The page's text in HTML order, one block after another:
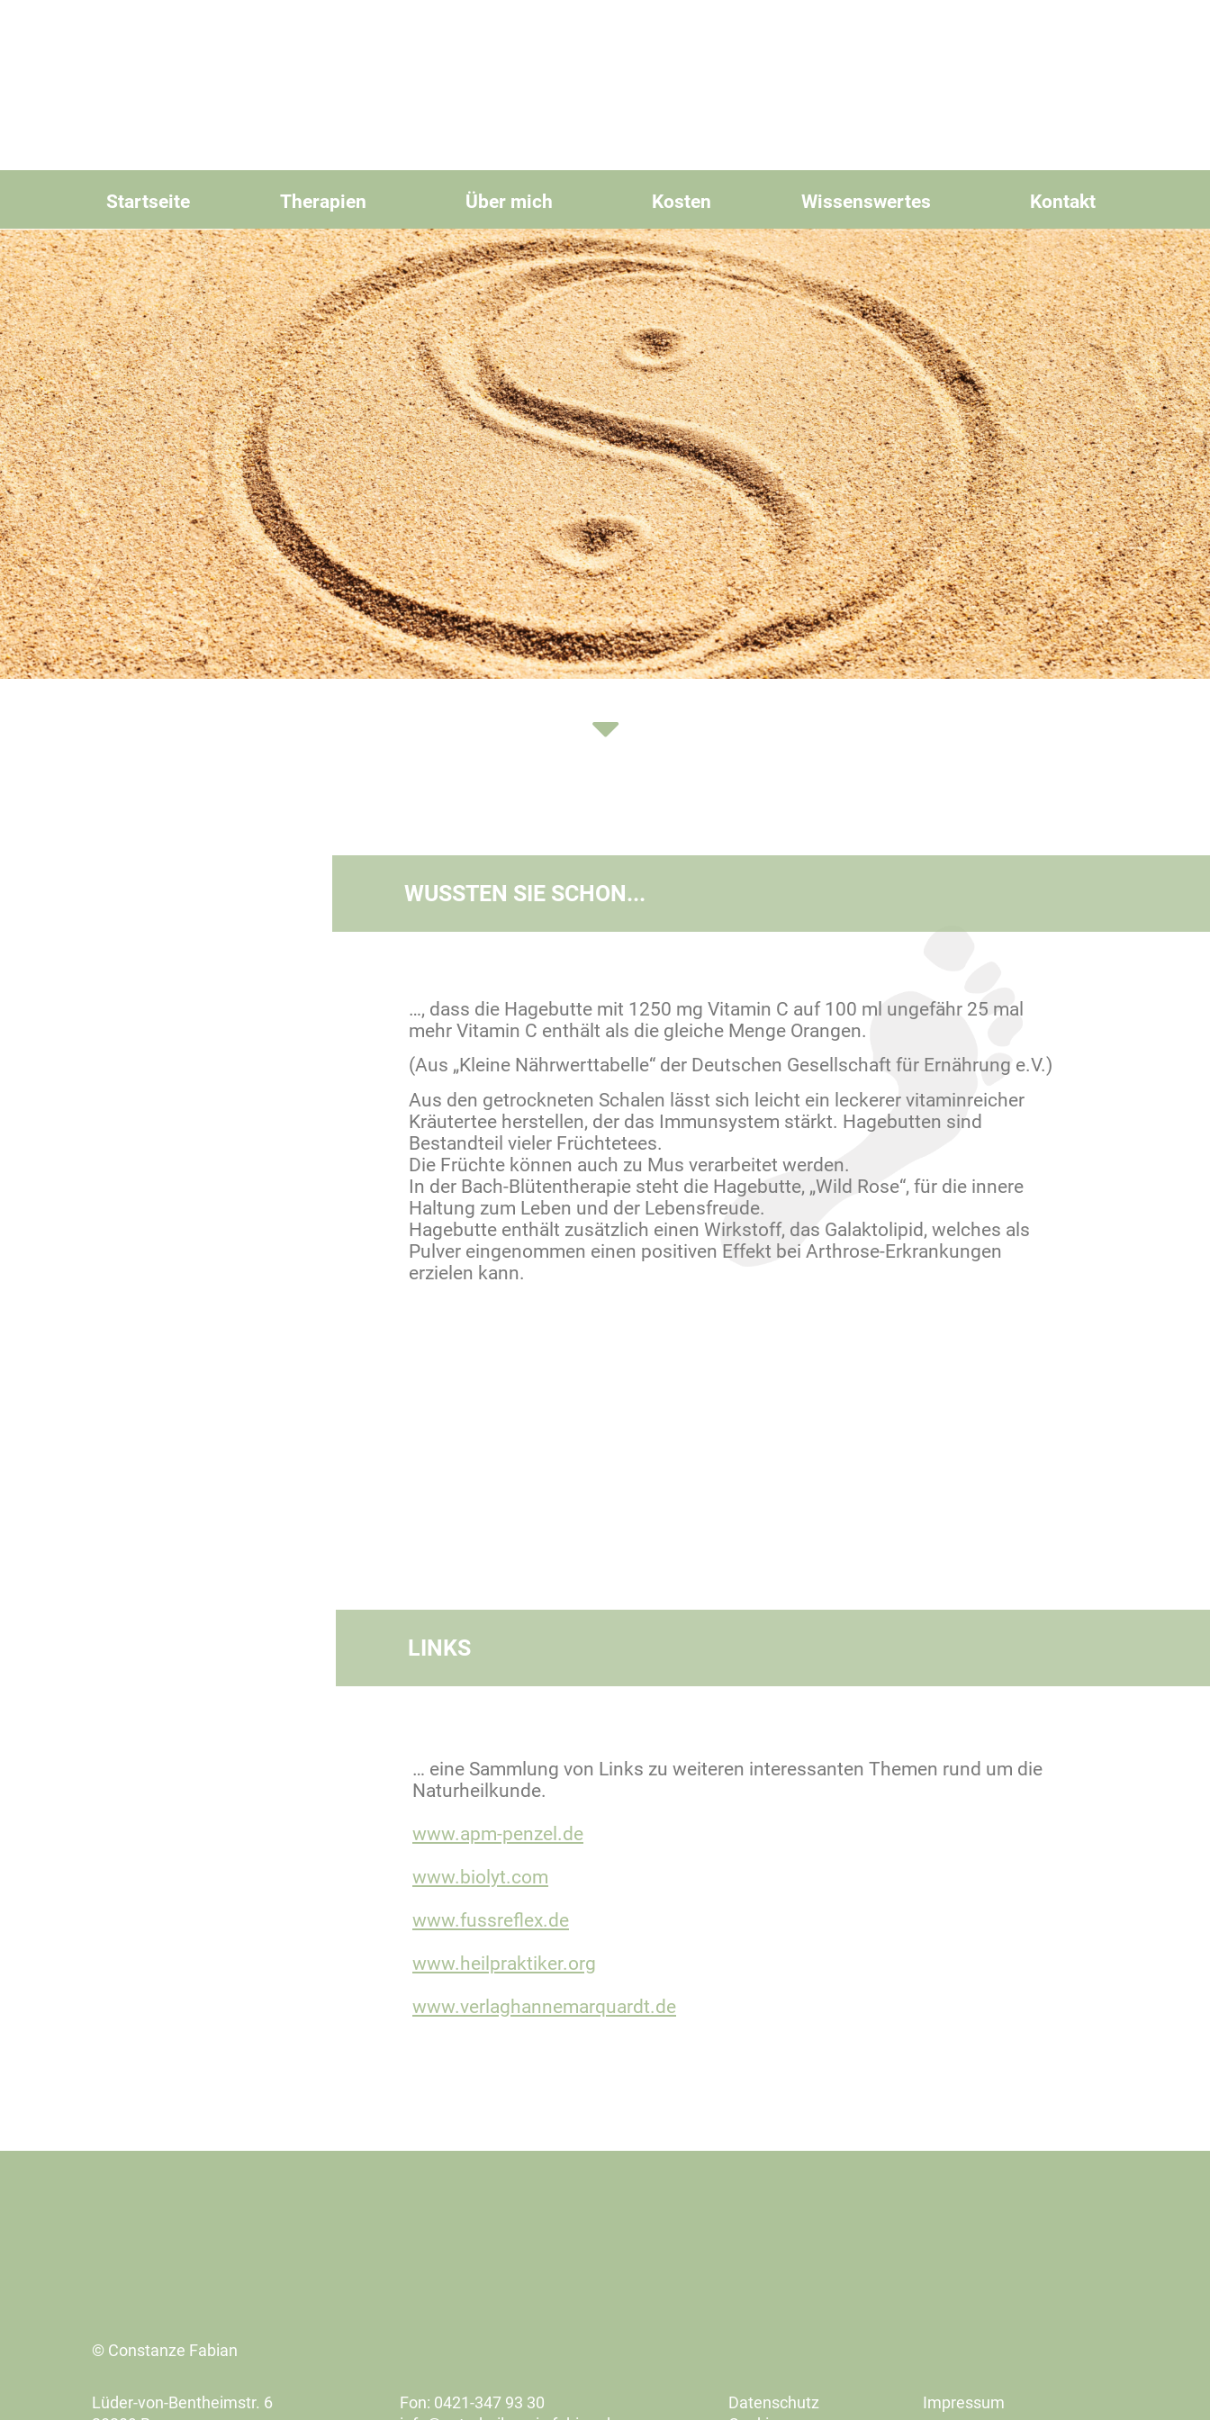
Startseite Therapien Über mich Kosten Wissenswertes Kontakt
WUSSTEN SIE SCHON...
…, dass die Hagebutte mit 1250 mg Vitamin C auf 100 ml ungefähr 25 mal
mehr Vitamin C enthält als die gleiche Menge Orangen.
(Aus „Kleine Nährwerttabelle“ der Deutschen Gesellschaft für Ernährung e.V.)
Aus den getrockneten Schalen lässt sich leicht ein leckerer vitaminreicher
Kräutertee herstellen, der das Immunsystem stärkt. Hagebutten sind
Bestandteil vieler Früchtetees.
Die Früchte können auch zu Mus verarbeitet werden.
In der Bach-Blütentherapie steht die Hagebutte, „Wild Rose“, für die innere
Haltung zum Leben und der Lebensfreude.
Hagebutte enthält zusätzlich einen Wirkstoff, das Galaktolipid, welches als
Pulver eingenommen einen positiven Effekt bei Arthrose-Erkrankungen
erzielen kann.
LINKS
… eine Sammlung von Links zu weiteren interessanten Themen rund um die
Naturheilkunde.
www.apm-penzel.de
www.biolyt.com
www.fussreflex.de
www.heilpraktiker.org
www.verlaghannemarquardt.de
© Constanze Fabian
Lüder-von-Bentheimstr. 6
Fon: 0421-347 93 30
Datenschutz
Impressum